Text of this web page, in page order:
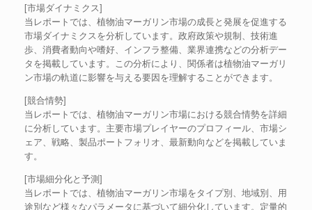
[市場ダイナミクス]
当レポートでは、植物油マーガリン市場の成長と発展を促進する
市場ダイナミクスを分析しています。政府政策や規制、技術進
歩、消費者動向や嗜好、インフラ整備、業界連携などの分析デー
タを掲載しています。この分析により、関係者は植物油マーガリ
ン市場の軌道に影響を与える要因を理解することができます。
[競合情勢]
当レポートでは、植物油マーガリン市場における競合情勢を詳細
に分析しています。主要市場プレイヤーのプロフィール、市場シ
ェア、戦略、製品ポートフォリオ、最新動向などを掲載していま
す。
[市場細分化と予測]
当レポートでは、植物油マーガリン市場をタイプ別、地域別、用
途別など様々なパラメータに基づいて細分化しています。定量的